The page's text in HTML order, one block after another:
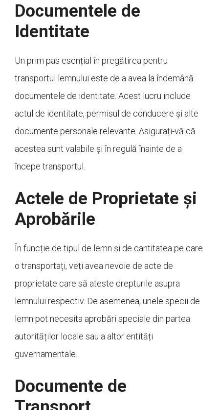
Documentele de
Identitate
Un prim pas esențial în pregătirea pentru
transportul lemnului este de a avea la îndemână
documentele de identitate. Acest lucru include
actul de identitate, permisul de conducere și alte
documente personale relevante. Asigurați-vă că
acestea sunt valabile și în regulă înainte de a
începe transportul.
Actele de Proprietate și
Aprobările
În funcție de tipul de lemn și de cantitatea pe care
o transportați, veți avea nevoie de acte de
proprietate care să ateste drepturile asupra
lemnului respectiv. De asemenea, unele specii de
lemn pot necesita aprobări speciale din partea
autorităților locale sau a altor entități
guvernamentale.
Documente de